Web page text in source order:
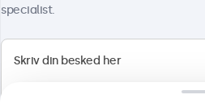
specialist.